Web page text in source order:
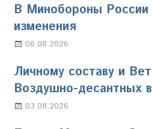
В Минобороны России
изменения
06.08.2026
Личному составу и
Воздушно-десантных
03.08.2026